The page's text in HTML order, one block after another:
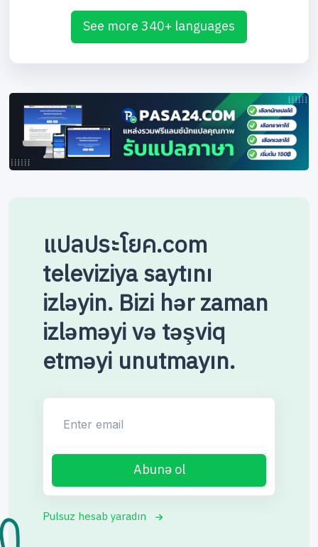
See more 340+ languages
แปลประโยค.com
televiziya saytını
izləyin. Bizi hər zaman
izləməyi və təşviq
etməyi unutmayın.
Abunə ol
Pulsuz hesab yaradın